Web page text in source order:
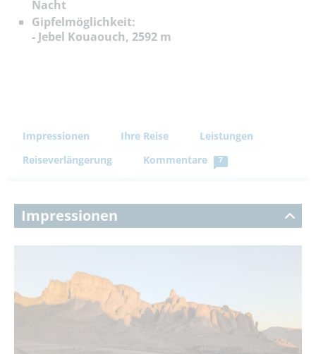
Nacht
Gipfelmöglichkeit:
- Jebel Kouaouch, 2592 m
Impressionen Ihre Reise
Leistungen
Reiseverlängerung
Kommentare 7
Impressionen